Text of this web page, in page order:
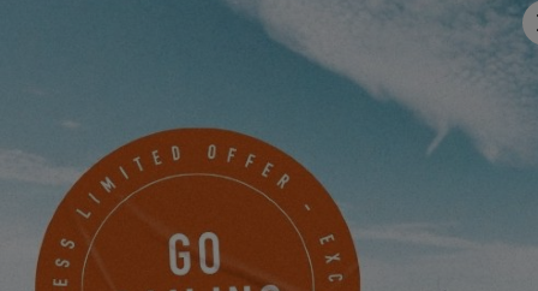
funcionalidad de nuestro sitio web.